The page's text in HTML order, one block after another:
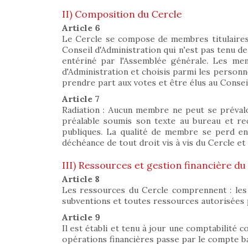
II) Composition du Cercle
Article 6
Le Cercle se compose de membres
Conseil d'Administration qui n'est pas tenu
entériné par l'Assemblée générale. Les
d'Administration et choisis parmi les
prendre part aux votes et être élus au
Article 7
Radiation : Aucun membre ne peut se
préalable soumis son texte au bureau et
publiques. La qualité de membre se perd
déchéance de tout droit vis à vis du Cercle
III) Ressources et gestion financière
Article 8
Les ressources du Cercle comprennent :
subventions et toutes ressources autorisées
Article 9
Il est établi et tenu à jour une comptabilité
opérations financières passe par le compte